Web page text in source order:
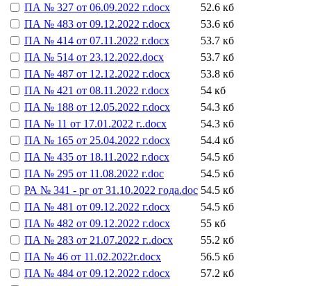
ПА № 327 от 06.09.2022 г.docx
52.6 кб
ПА № 483 от 09.12.2022 г.docx
53.6 кб
ПА № 414 от 07.11.2022 г.docx
53.7 кб
ПА № 514 от 23.12.2022.docx
53.7 кб
ПА № 487 от 12.12.2022 г.docx
53.8 кб
ПА № 421 от 08.11.2022 г.docx
54 кб
ПА № 188 от 12.05.2022 г.docx
54.3 кб
ПА № 11 от 17.01.2022 г..docx
54.3 кб
ПА № 165 от 25.04.2022 г.docx
54.4 кб
ПА № 435 от 18.11.2022 г.docx
54.5 кб
ПА № 295 от 11.08.2022 г.doc
54.5 кб
РА № 341 - рг от 31.10.2022 года.doc 54.5 кб
ПА № 481 от 09.12.2022 г.docx
54.5 кб
ПА № 482 от 09.12.2022 г.docx
55 кб
ПА № 283 от 21.07.2022 г..docx
55.2 кб
ПА № 46 от 11.02.2022г.docx
56.5 кб
ПА № 484 от 09.12.2022 г.docx
57.2 кб